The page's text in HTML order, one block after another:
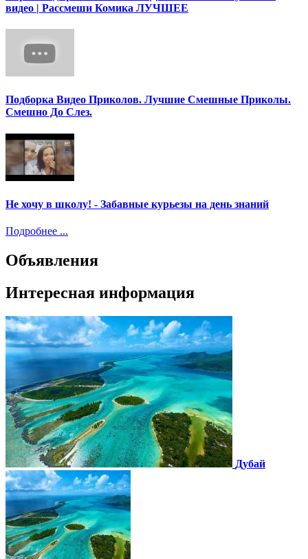
видео | Рассмеши Комика ЛУЧШЕЕ
Подборка Видео Приколов. Лучшие Смешные Приколы.
Смешно До Слез.
Не хочу в школу! - Забавные курьезы на день знаний
Подробнее ...
Объявления
Интересная информация
Дубай